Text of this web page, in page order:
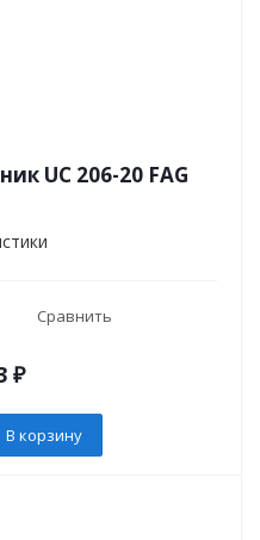
UC 206-20 FAG
Сравнить
₽
В корзину